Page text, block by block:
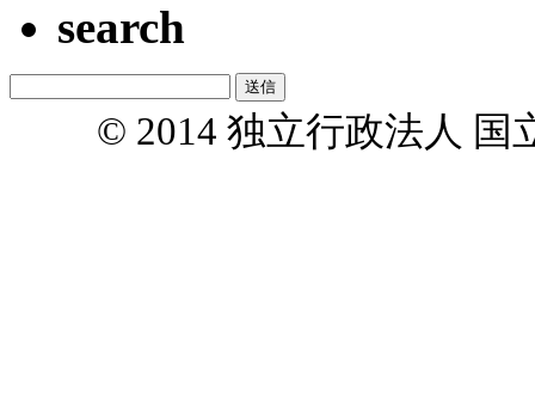
search
© 2014 独立行政法人 国